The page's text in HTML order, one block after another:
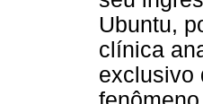
Ubuntu,
clínica
exclusivo